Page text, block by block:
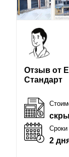
Отзыв от
Стандарт
Сроки
2